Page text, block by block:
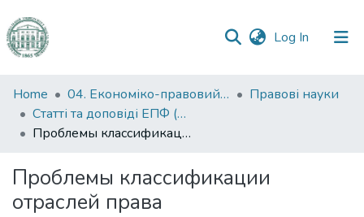
Log In (current)
Communities
&
Collections
Statistics
Home 04. Економіко-правовий факультет
Правові науки
Статті та доповіді ЕПФ (Правові науки)
Проблемы классификации отраслей права
Проблемы классификации
отраслей права